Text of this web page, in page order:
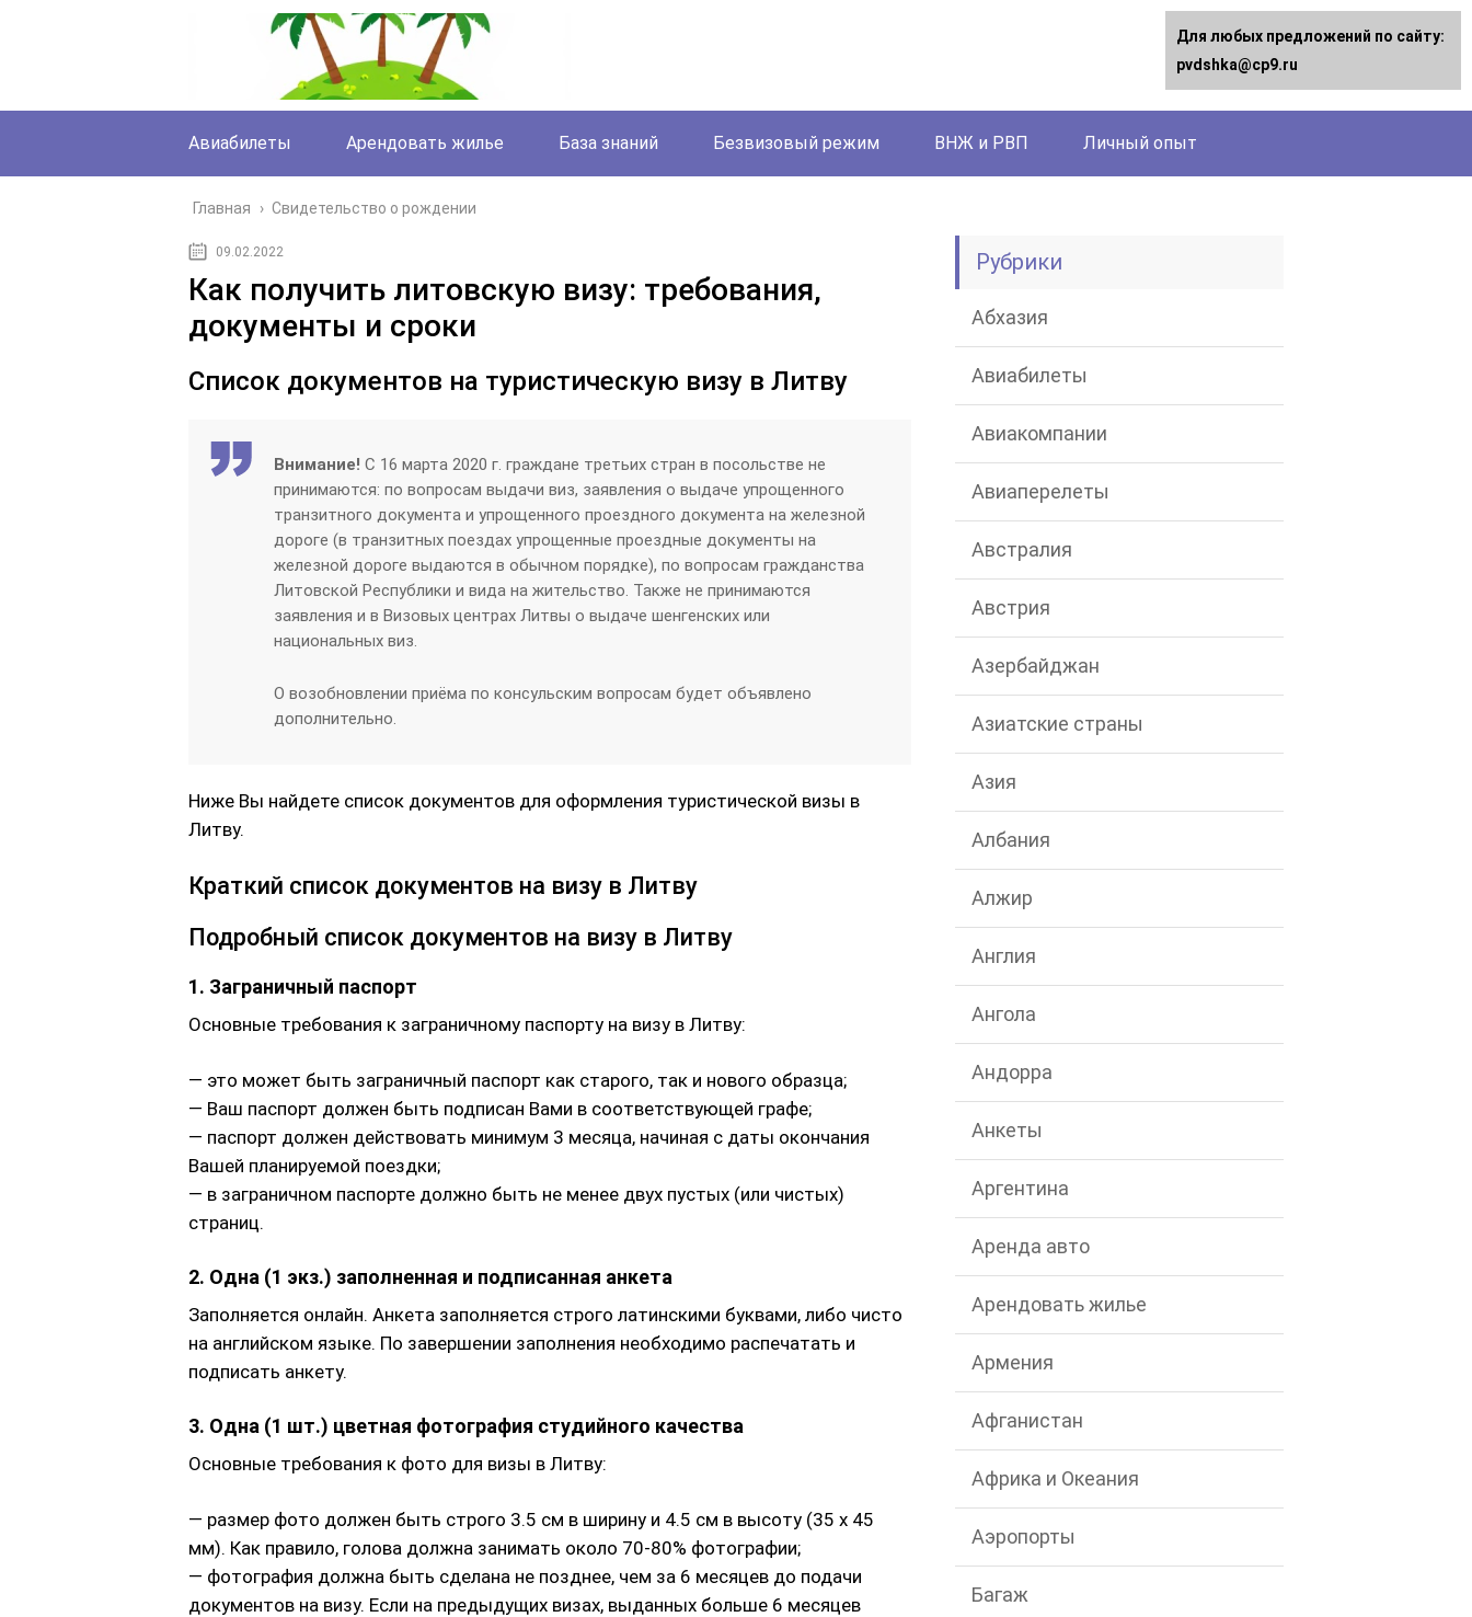
Авиабилеты Арендовать жилье База знаний Безвизовый режим ВНЖ и РВП Личный опыт
Главная › Свидетельство о рождении
09.02.2022
Как получить литовскую визу: требования,
документы и сроки
Список документов на туристическую визу в Литву
Внимание! С 16 марта 2020 г. граждане третьих стран в посольстве не
принимаются: по вопросам выдачи виз, заявления о выдаче упрощенного
транзитного документа и упрощенного проездного документа на железной
дороге (в транзитных поездах упрощенные проездные документы на
железной дороге выдаются в обычном порядке), по вопросам гражданства
Литовской Республики и вида на жительство. Также не принимаются
заявления и в Визовых центрах Литвы о выдаче шенгенских или
национальных виз.
О возобновлении приёма по консульским вопросам будет объявлено
дополнительно.
Ниже Вы найдете список документов для оформления туристической визы в
Литву.
Краткий список документов на визу в Литву
Подробный список документов на визу в Литву
1. Заграничный паспорт
Основные требования к заграничному паспорту на визу в Литву:
— это может быть заграничный паспорт как старого, так и нового образца;
— Ваш паспорт должен быть подписан Вами в соответствующей графе;
— паспорт должен действовать минимум 3 месяца, начиная с даты окончания
Вашей планируемой поездки;
— в заграничном паспорте должно быть не менее двух пустых (или чистых)
страниц.
2. Одна (1 экз.) заполненная и подписанная анкета
Заполняется онлайн. Анкета заполняется строго латинскими буквами, либо чисто
на английском языке. По завершении заполнения необходимо распечатать и
подписать анкету.
3. Одна (1 шт.) цветная фотография студийного качества
Основные требования к фото для визы в Литву:
— размер фото должен быть строго 3.5 см в ширину и 4.5 см в высоту (35 х 45
мм). Как правило, голова должна занимать около 70-80% фотографии;
— фотография должна быть сделана не позднее, чем за 6 месяцев до подачи
документов на визу. Если на предыдущих визах, выданных больше 6 месяцев
Рубрики
Абхазия
Авиабилеты
Авиакомпании
Авиаперелеты
Австралия
Австрия
Азербайджан
Азиатские страны
Азия
Албания
Алжир
Англия
Ангола
Андорра
Анкеты
Аргентина
Аренда авто
Арендовать жилье
Армения
Афганистан
Африка и Океания
Аэропорты
Багаж
Для любых предложений по сайту:
pvdshka@cp9.ru